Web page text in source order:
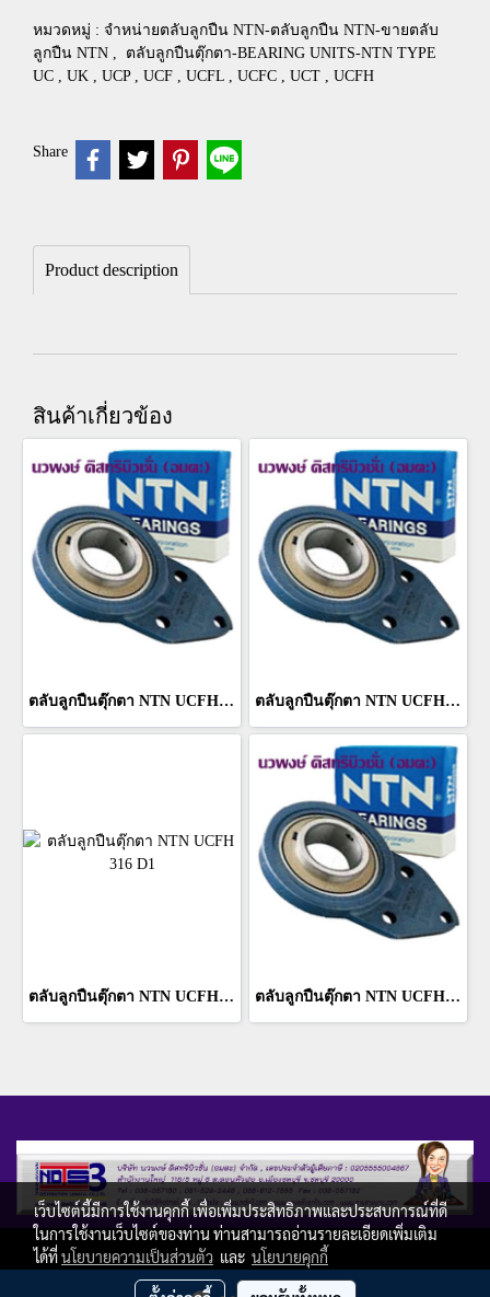
หมวดหมู่ : จำหน่ายตลับลูกปืน NTN-ตลับลูกปืน NTN-ขายตลับ
ลูกปืน NTN ,
ตลับลูกปืนตุ๊กตา-BEARING UNITS-NTN TYPE
UC , UK , UCP , UCF , UCFL , UCFC , UCT , UCFH
Share
Product description
สินค้าเกี่ยวข้อง
ตลับลูกปืนตุ๊กตา NTN UCFH 315 D1 ตลับลูกปืนตุ๊กตา NTN UCFH 313 D1
ตลับลูกปืนตุ๊กตา NTN UCFH 316 D1 ตลับลูกปืนตุ๊กตา NTN UCFH 314 D1
Copy right by ndis3.com
ผู้เข้าชมวันนี้ 4,815
เว็บไซต์นี้มีการใช้งานคุกกี้ เพื่อเพิ่มประสิทธิภาพและประสบการณ์ที่ดี
ในการใช้งานเว็บไซต์ของท่าน ท่านสามารถอ่านรายละเอียดเพิ่มเติม
ได้ที่นโยบายความเป็นส่วนตัว และ นโยบายคุกกี้